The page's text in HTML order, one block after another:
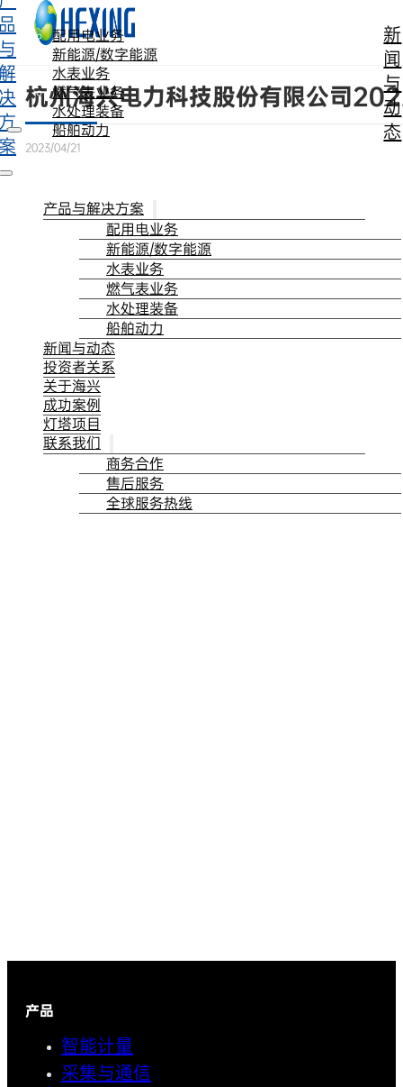
跳转到主要内容 跳转到页脚
配用电业务
新能源/数字能源
水表业务
燃气表业务
水处理装备
船舶动力
新
闻
与
动
态
产品与解决方案
配用电业务
新能源/数字能源
水表业务
燃气表业务
水处理装备
船舶动力
新闻与动态
投资者关系
关于海兴
成功案例
灯塔项目
联系我们
商务合作
售后服务
全球服务热线
杭州海兴电力科技股份有限公司
2023/04/21
产品
智能计量
采集与通信